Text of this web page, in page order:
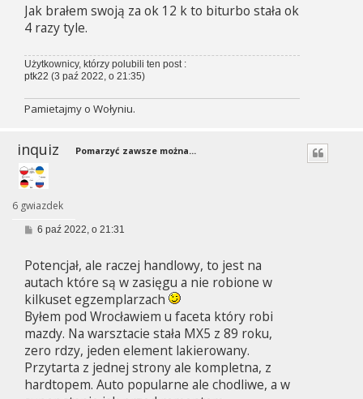
t
Jak brałem swoją za ok 12 k to biturbo stała ok
4 razy tyle.
Użytkownicy, którzy polubili ten post :
ptk22 (3 paź 2022, o 21:35)
Pamietajmy o Wołyniu.
inquiz
6 gwiazdek
Pomarzyć zawsze można...
P
t
6 paź 2022, o 21:31
Potencjał, ale raczej handlowy, to jest na
autach które są w zasięgu a nie robione w
kilkuset egzemplarzach
Byłem pod Wrocławiem u faceta który robi
mazdy. Na warsztacie stała MX5 z 89 roku,
zero rdzy, jeden element lakierowany.
Przytarta z jednej strony ale kompletna, z
hardtopem. Auto popularne ale chodliwe, a w